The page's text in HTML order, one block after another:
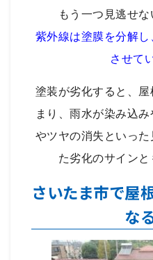
もう一つ見逃せな
紫外線は塗膜を分解
させて
塗装が劣化すると、
まり、雨水が染み込
やツヤの消失といっ
た劣化のサインと
さいたま市で屋
な